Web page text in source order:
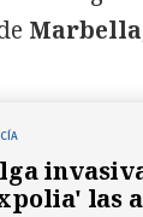
Marbella
las